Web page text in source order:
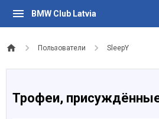
BMW Club Latvia
Пользователи SleepY
Трофеи,